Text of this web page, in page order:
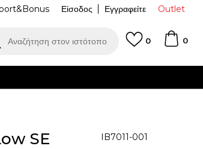
Outlet
Είσοδος Εγγραφείτε
Αναζήτηση στον ιστότοπο 0
0
SE IB7011-001